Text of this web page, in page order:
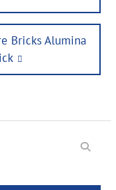
Bricks Alumina